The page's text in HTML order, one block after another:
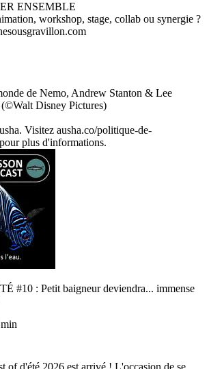
ENSEMBLE
workshop, stage, collab ou synergie ?
de Nemo, Andrew Stanton & Lee
Disney Pictures)
Visitez ausha.co/politique-de-
plus d'informations.
#10 : Petit baigneur deviendra... immense